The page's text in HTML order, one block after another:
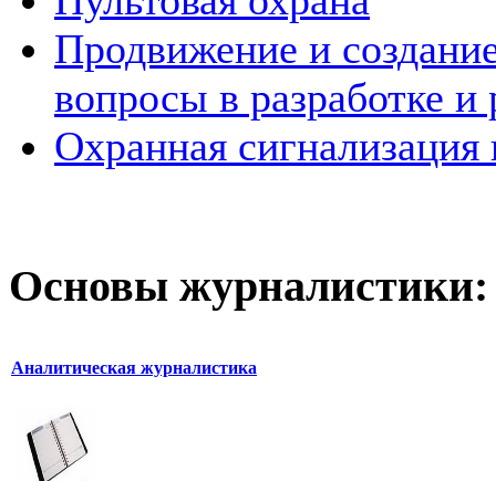
Продвижение и
вопросы в разработке и
Охранная
Основы журналистики:
Аналитическая журналистика